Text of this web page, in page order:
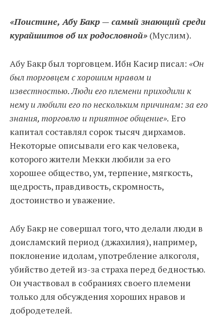
«Поистине, Абу Бакр — самый знающий среди
курайшитов об их родословной» (Муслим).
Абу Бакр был торговцем. Ибн Касир писал: «Он
был торговцем с хорошим нравом и
известностью. Люди его племени приходили к
нему и любили его по нескольким причинам: за его
знания, торговлю и приятное общение». Его
капитал составлял сорок тысяч дирхамов.
Некоторые описывали его как человека,
которого жители Мекки любили за его
хорошее общество, ум, терпение, мягкость,
щедрость, правдивость, скромность,
достоинство и уважение.
Абу Бакр не совершал того, что делали люди в
доисламский период (джахилия), например,
поклонение идолам, употребление алкоголя,
убийство детей из-за страха перед бедностью.
Он участвовал в собраниях своего племени
только для обсуждения хороших нравов и
добродетелей.